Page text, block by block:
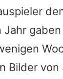
Jahr
Bilder